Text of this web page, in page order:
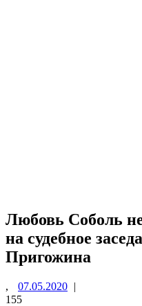
Любовь Соболь
на судебное
Пригожина
, 07.05.2020 |
155